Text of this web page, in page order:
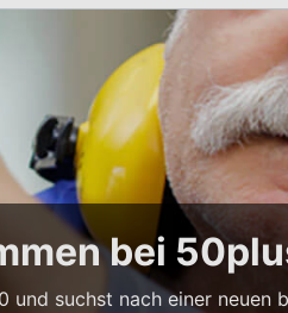
bei
und suchst nach einer